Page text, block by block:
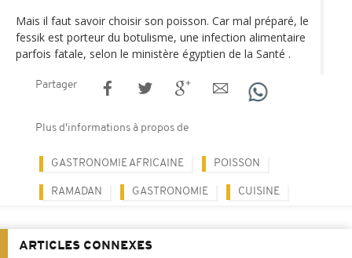
Mais il faut savoir choisir son poisson. Car mal préparé, le
fessik est porteur du botulisme, une infection alimentaire
parfois fatale, selon le ministère égyptien de la Santé .
Partager
Plus d'informations à propos de
GASTRONOMIE AFRICAINE POISSON
RAMADAN GASTRONOMIE CUISINE
ARTICLES CONNEXES